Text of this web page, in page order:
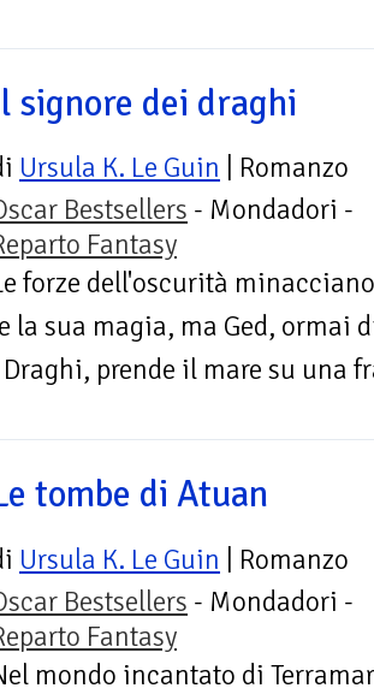
signore dei draghi
Ursula K. Le Guin | Romanzo
Bestsellers - Mondadori -
Fantasy
forze dell'oscurità
la sua magia, ma Ged, ormai
prende il mare su una
tombe di Atuan
Ursula K. Le Guin | Romanzo
Bestsellers - Mondadori -
Fantasy
mondo incantato di